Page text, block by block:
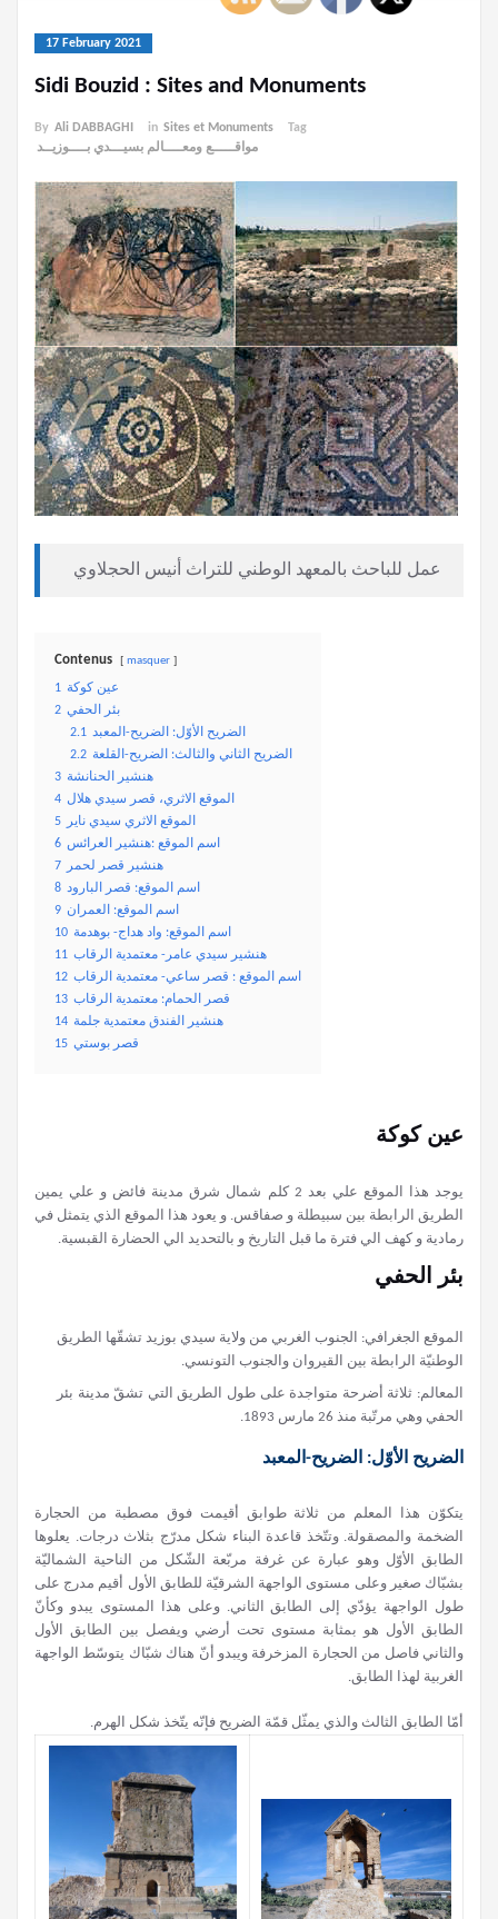
17 February 2021
Sidi Bouzid : Sites and Monuments
By Ali DABBAGHI in Sites et Monuments
Tag
مواقـــــع ومعــــالم بسيـــدي بــــوزيــد
عمل للباحث بالمعهد الوطني للتراث أنيس الحجلاوي
Contenus masquer
1 عين كوكة
2 بئر الحفي
2.1 الضريح الأوّل: الضريح-المعبد
2.2 الضريح الثاني والثالث: الضريح-القلعة
3 هنشير الحنانشة
4 الموقع الاثري، قصر سيدي هلال
5
الموقع الاثري سيدي ناير
6 اسم الموقع :هنشير العرائس
7
هنشير قصر لحمر
8 اسم الموقع: قصر البارود
9 اسم الموقع: العمران
10 اسم الموقع: واد هداج- بوهدمة
11 هنشير سيدي عامر- معتمدية الرقاب
12 اسم الموقع : قصر ساعي- معتمدية الرقاب
13 قصر الحمام: معتمدية الرقاب
14 هنشير الفندق معتمدية جلمة
15 قصر بوستي
عين كوكة
يوجد هذا الموقع علي بعد 2 كلم شمال شرق مدينة فائض و علي يمين
الطريق الرابطة بين سبيطلة و صفاقس. و يعود هذا الموقع الذي يتمثل في
رمادية و كهف الي فترة ما قبل التاريخ و بالتحديد الي الحضارة القبسية.
بئر الحفي
الموقع الجغرافي: الجنوب الغربي من ولاية سيدي بوزيد تشقّها الطريق
الوطنيّة الرابطة بين القيروان والجنوب التونسي.
المعالم: ثلاثة أضرحة متواجدة على طول الطريق التي تشقّ مدينة بئر
الحفي وهي مرتّبة منذ 26 مارس 1893.
الضريح الأوّل: الضريح-المعبد
يتكوّن هذا المعلم من ثلاثة طوابق أقيمت فوق مصطبة من الحجارة
الضخمة والمصقولة. وتتّخذ قاعدة البناء شكل مدرّج بثلاث درجات. يعلوها
الطابق الأوّل وهو عبارة عن غرفة مربّعة الشّكل من الناحية الشماليّة
بشبّاك صغير وعلى مستوى الواجهة الشرقيّة للطابق الأول أقيم مدرج على
طول الواجهة يؤدّي إلى الطابق الثاني. وعلى هذا المستوى يبدو وكأنّ
الطابق الأول هو بمثابة مستوى تحت أرضي ويفصل بين الطابق الأول
والثاني فاصل من الحجارة المزخرفة ويبدو أنّ هناك شبّاك يتوسّط الواجهة
الغربية لهذا الطابق.
أمّا الطابق الثالث والذي يمثّل قمّة الضريح فإنّه يتّخذ شكل الهرم.